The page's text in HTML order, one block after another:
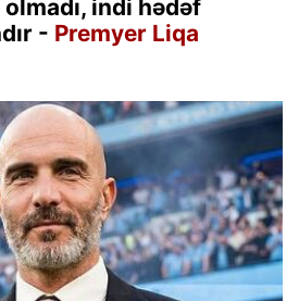
indi hədəf
- Premyer Liqa